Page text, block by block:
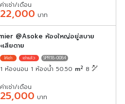
ค่าเช่า/เดือน
22,000 บาท
@Asoke ห้องใหญ่อยู่สบาย
สียดาย
SPR18-0084
1 ห้องนอน 1 ห้องน้ำ 50.50 m2 8
ค่าเช่า/เดือน
25,000 บาท